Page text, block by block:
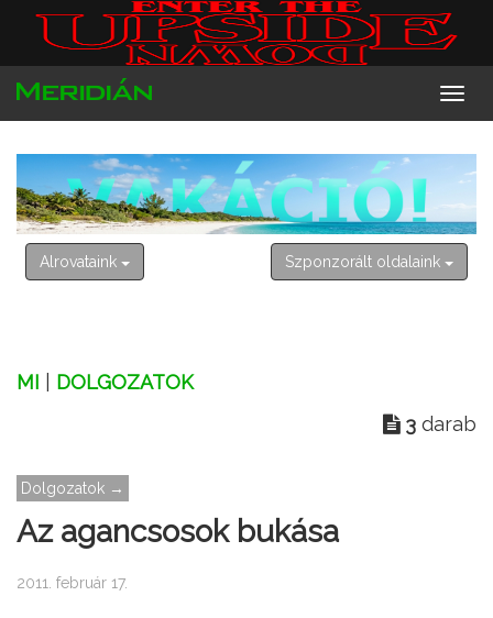
2026. augusztus 9. vasárnap
Emőd
Alrovataink Szponzorált oldalaink
MI
DOLGOZATOK
3 darab
Dolgozatok →
Az agancsosok bukása
2011. február 17.